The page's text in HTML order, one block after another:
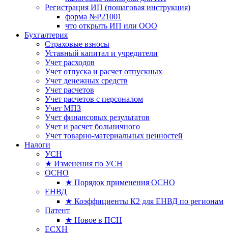
Регистрация ИП (пошаговая инструкция)
форма №Р21001
что открыть ИП или ООО
Бухгалтерия
Страховые взносы
Уставный капитал и учредители
Учет расходов
Учет отпуска и расчет отпускных
Учет денежных средств
Учет расчетов
Учет расчетов с персоналом
Учет МПЗ
Учет финансовых результатов
Учет и расчет больничного
Учет товарно-материальных ценностей
Налоги
УСН
★ Изменения по УСН
ОСНО
★ Порядок применения ОСНО
ЕНВД
★ Коэффициенты К2 для ЕНВД по регионам
Патент
★ Новое в ПСН
ЕСХН